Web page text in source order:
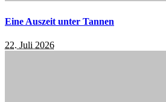
Eine Auszeit unter Tannen
22. Juli 2026